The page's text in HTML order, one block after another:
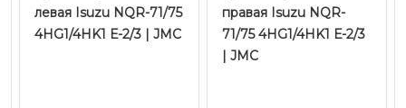
левая Isuzu NQR-71/75
4HG1/4HK1 Е-2/3 | JMC
правая Isuzu NQR-
71/75 4HG1/4HK1 Е-2/3
| JMC